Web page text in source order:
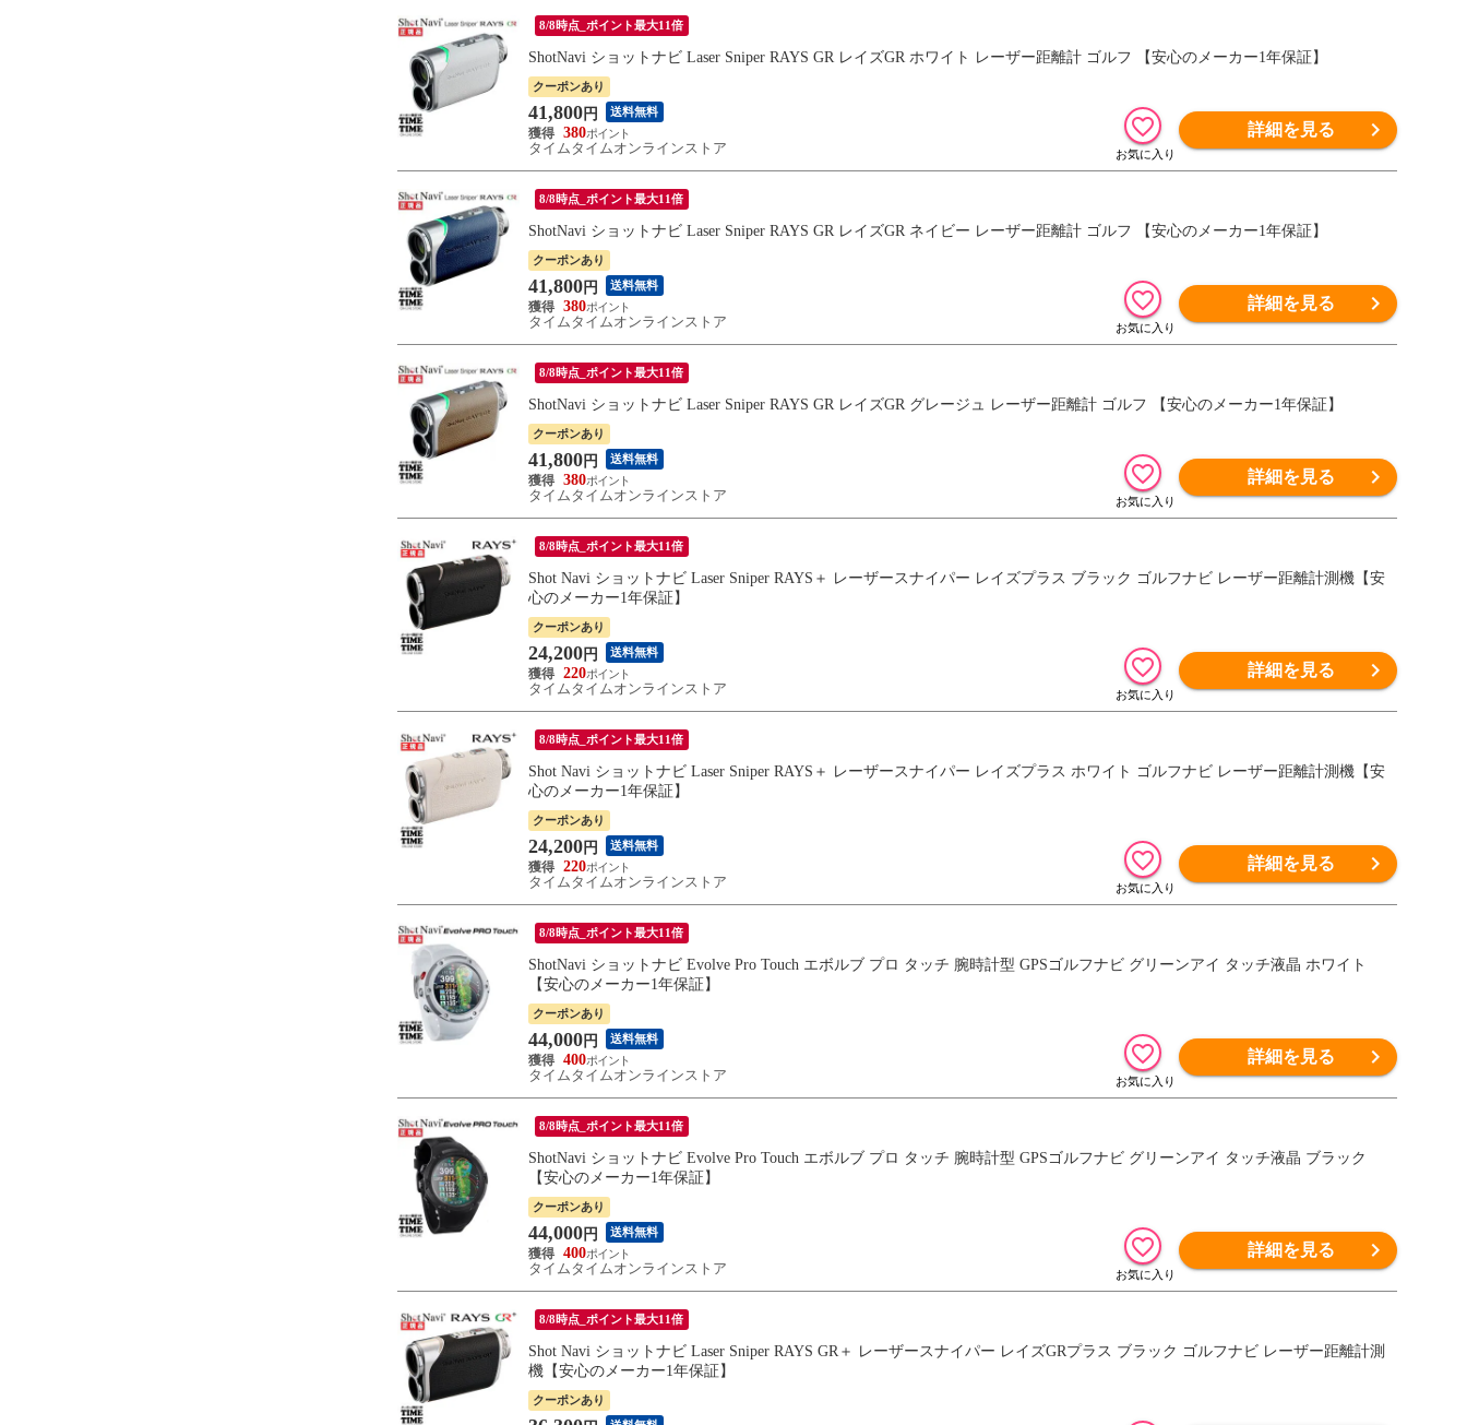
8/8時点_ポイント最大11倍
ShotNavi ショットナビ Laser Sniper RAYS GR レイズGR ホワイト レーザー距離計 ゴルフ 【安心のメーカー1年保証】
クーポンあり
41,800 円 送料無料
380
タイムタイムオンラインストア
詳細を見る
8/8時点_ポイント最大11倍
ShotNavi ショットナビ Laser Sniper RAYS GR レイズGR ネイビー レーザー距離計 ゴルフ 【安心のメーカー1年保証】
クーポンあり
41,800 円 送料無料
380
タイムタイムオンラインストア
詳細を見る
8/8時点_ポイント最大11倍
ShotNavi ショットナビ Laser Sniper RAYS GR レイズGR グレージュ レーザー距離計 ゴルフ 【安心のメーカー1年保証】
クーポンあり
41,800 円 送料無料
380
タイムタイムオンラインストア
詳細を見る
8/8時点_ポイント最大11倍
Shot Navi ショットナビ Laser Sniper RAYS＋ レーザースナイパー レイズプラス ブラック ゴルフナビ レーザー距離計測機【安
心のメーカー1年保証】
クーポンあり
24,200 円 送料無料
220
タイムタイムオンラインストア
詳細を見る
8/8時点_ポイント最大11倍
Shot Navi ショットナビ Laser Sniper RAYS＋ レーザースナイパー レイズプラス ホワイト ゴルフナビ レーザー距離計測機【安
心のメーカー1年保証】
クーポンあり
24,200 円 送料無料
220
タイムタイムオンラインストア
詳細を見る
8/8時点_ポイント最大11倍
ShotNavi ショットナビ Evolve Pro Touch エボルブ プロ タッチ 腕時計型 GPSゴルフナビ グリーンアイ タッチ液晶 ホワイト
【安心のメーカー1年保証】
クーポンあり
44,000 円 送料無料
400
タイムタイムオンラインストア
詳細を見る
8/8時点_ポイント最大11倍
ShotNavi ショットナビ Evolve Pro Touch エボルブ プロ タッチ 腕時計型 GPSゴルフナビ グリーンアイ タッチ液晶 ブラック
【安心のメーカー1年保証】
クーポンあり
44,000 円 送料無料
400
タイムタイムオンラインストア
詳細を見る
8/8時点_ポイント最大11倍
Shot Navi ショットナビ Laser Sniper RAYS GR＋ レーザースナイパー レイズGRプラス ブラック ゴルフナビ レーザー距離計測
機【安心のメーカー1年保証】
クーポンあり